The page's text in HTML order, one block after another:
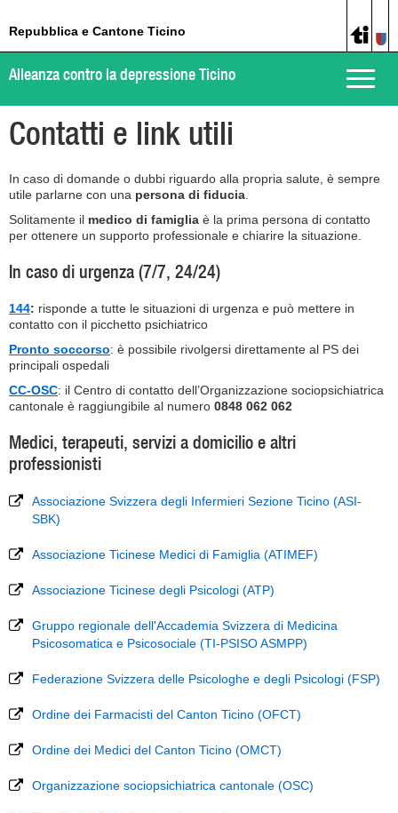
Repubblica e Cantone Ticino
Toggle
Alleanza contro la depressione Ticino
Contatti e link utili
In caso di domande o dubbi riguardo alla propria salute, è sempre
utile parlarne con una persona di fiducia
Solitamente il medico di famiglia è la prima persona di contatto
per ottenere un supporto professionale e chiarire la situazione.
In caso di urgenza (7/7, 24/24)
144: risponde a tutte le situazioni di urgenza e può mettere in
contatto con il picchetto psichiatrico
Pronto soccorso: è possibile rivolgersi direttamente al PS dei
principali ospedali
CC-OSC: il Centro di contatto dell’Organizzazione sociopsichiatrica
cantonale è raggiungibile al numero 0848 062 062
Medici, terapeuti, servizi a domicilio e altri
professionisti
Associazione Svizzera degli Infermieri Sezione Ticino (ASI-
SBK)
Associazione Ticinese Medici di Famiglia (ATIMEF)
Associazione Ticinese degli Psicologi (ATP)
Gruppo regionale dell'Accademia Svizzera di Medicina
Psicosomatica e Psicosociale (TI-PSISO ASMPP)
Federazione Svizzera delle Psicologhe e degli Psicologi (FSP)
Ordine dei Farmacisti del Canton Ticino (OFCT)
Ordine dei Medici del Canton Ticino (OMCT)
Organizzazione sociopsichiatrica cantonale (OSC)